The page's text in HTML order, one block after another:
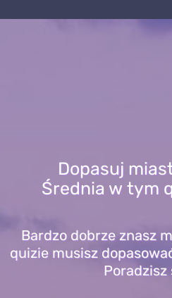
Dopasuj
Średnia w tym
Bardzo dobrze znasz
quizie musisz
Poradzisz